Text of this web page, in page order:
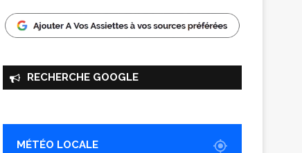
RECHERCHE GOOGLE
MÉTÉO LOCALE